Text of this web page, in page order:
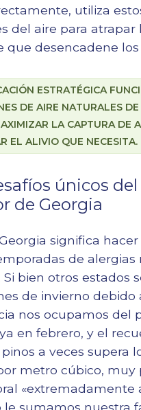
utiliza
del aire para atrapar
que desencadene
ESTRATÉGICA
DE AIRE NATURALES
LA CAPTURA DE
EL ALIVIO QUE NECESITA.
únicos del
de Georgia
significa
de alergias
Si bien otros estados
de invierno debido
nos ocupamos del
en febrero, y el
a veces supera
metro cúbico, muy
«extremadamente